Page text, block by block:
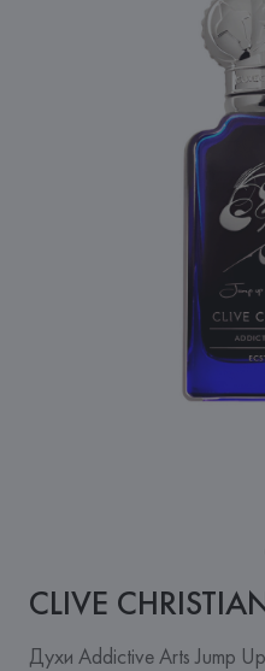
CLIVE
Духи Addictive Arts Jump